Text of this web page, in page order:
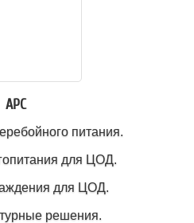
APC
питания.
для ЦОД.
для ЦОД.
решения.